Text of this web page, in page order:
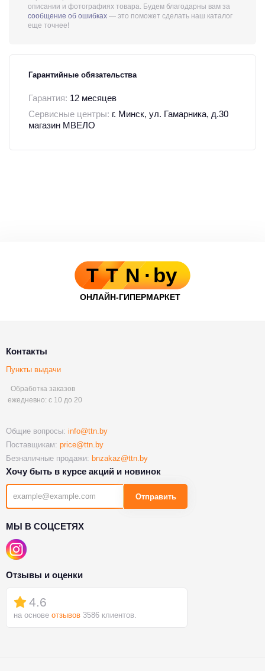
описании и фотографиях товара. Будем благодарны вам за
сообщение об ошибках — это поможет сделать наш каталог
еще точнее!
Гарантийные обязательства
Гарантия: 12 месяцев
Сервисные центры: г. Минск, ул. Гамарника, д.30
магазин МВЕЛО
Контакты
Пункты выдачи
Обработка заказов
ежедневно: с 10 до 20
Общие вопросы: info@ttn.by
Поставщикам: price@ttn.by
Безналичные продажи: bnzakaz@ttn.by
Хочу быть в курсе акций и новинок
Отправить
МЫ В СОЦСЕТЯХ
Отзывы и оценки
4.6
на основе отзывов 3586 клиентов.